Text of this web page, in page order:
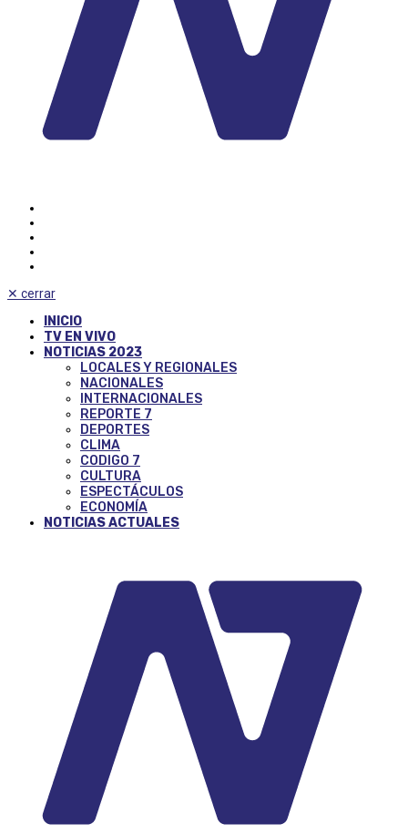
✕ cerrar
INICIO
TV EN VIVO
NOTICIAS 2023
LOCALES Y REGIONALES
NACIONALES
INTERNACIONALES
REPORTE 7
DEPORTES
CLIMA
CODIGO 7
CULTURA
ESPECTÁCULOS
ECONOMÍA
NOTICIAS ACTUALES